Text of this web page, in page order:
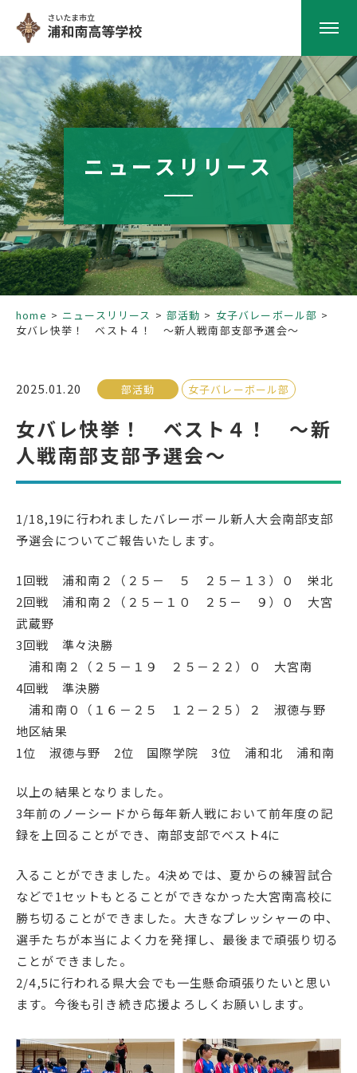
HOME
学校紹介
南高の教育
学校生活
部活動
受検生の方へ
年間スケジュール
学校パンフレット
教科ガイド
校長室より
保健室より
図書室より
事務室より
在校生の皆さんへ
保護者の方へ
本校のPTA活動
地域の皆様へ
同窓会
教育関係者の方へ
アクセス
お問い合わせ
English
ニュースリリース
home ニュースリリース 部活動
女子バレーボール部
女バレ快挙！ ベスト４！ ～新人戦南部支部予選会～
2025.01.20 部活動 女子バレーボール部
女バレ快挙！ ベスト４！ ～新
人戦南部支部予選会～
1/18,19に行われましたバレーボール新人大会南部支部
予選会についてご報告いたします。
1回戦 浦和南２（２５－ ５ ２５－１３）０ 栄北
2回戦 浦和南２（２５－１０ ２５－ ９）０ 大宮
武蔵野
3回戦 準々決勝
浦和南２（２５－１９ ２５－２２）０ 大宮南
4回戦 準決勝
浦和南０（１６－２５ １２－２５）２ 淑徳与野
地区結果
1位 淑徳与野 2位 国際学院 3位 浦和北 浦和南
以上の結果となりました。
3年前のノーシードから毎年新人戦において前年度の記
録を上回ることができ、南部支部でベスト4に
入ることができました。4決めでは、夏からの練習試合
などで1セットもとることができなかった大宮南高校に
勝ち切ることができました。大きなプレッシャーの中、
選手たちが本当によく力を発揮し、最後まで頑張り切る
ことができました。
2/4,5に行われる県大会でも一生懸命頑張りたいと思い
ます。今後も引き続き応援よろしくお願いします。